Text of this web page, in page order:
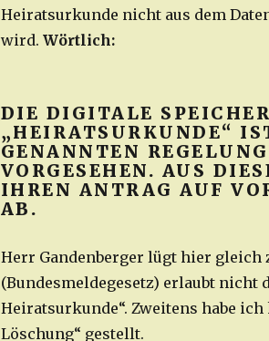
Heiratsurkunde nicht aus dem
wird. Wörtlich:
DIE DIGITALE
„HEIRATSURKUNDE“
GENANNTEN
VORGESEHEN. AUS
IHREN ANTRAG AUF
AB.
Herr Gandenberger lügt hier gleich
(Bundesmeldegesetz) erlaubt nicht
Heiratsurkunde“. Zweitens habe
Löschung“ gestellt.